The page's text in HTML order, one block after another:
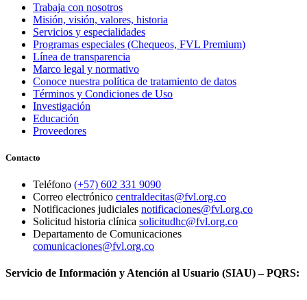
Trabaja con nosotros
Misión, visión, valores, historia
Servicios y especialidades
Programas especiales (Chequeos, FVL Premium)
Línea de transparencia
Marco legal y normativo
Conoce nuestra política de tratamiento de datos
Términos y Condiciones de Uso
Investigación
Educación
Proveedores
Contacto
Teléfono (+57) 602 331 9090
Correo electrónico centraldecitas@fvl.org.co
Notificaciones judiciales notificaciones@fvl.org.co
Solicitud historia clínica solicitudhc@fvl.org.co
Departamento de Comunicaciones
comunicaciones@fvl.org.co
Servicio de Información y Atención al Usuario (SIAU) – PQRS: